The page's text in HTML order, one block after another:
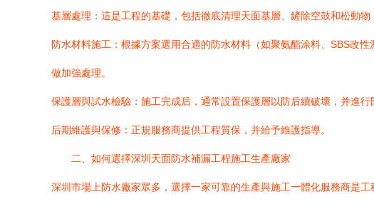
基層處理：這是工程的基礎，包括徹底清理天面基層、鏟除空鼓和松動
防水材料施工：根據方案選用合適的防水材料（如聚氨酯涂料、SBS改
做加強處理。
保護層與試水檢驗：施工完成后，通常設置保護層以防后續破壞，并進
后期維護與保修：正規服務商提供工程質保，并給予維護指導。
二、如何選擇深圳天面防水補漏工程施工生產廠家
深圳市場上防水廠家眾多，選擇一家可靠的生產與施工一體化服務商是